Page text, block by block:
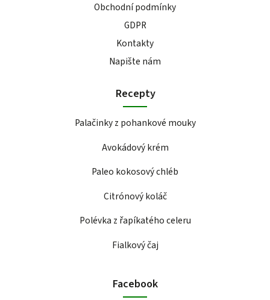
Obchodní podmínky
GDPR
Kontakty
Napište nám
Recepty
Palačinky z pohankové mouky
Avokádový krém
Paleo kokosový chléb
Citrónový koláč
Polévka z řapíkatého celeru
Fialkový čaj
Facebook